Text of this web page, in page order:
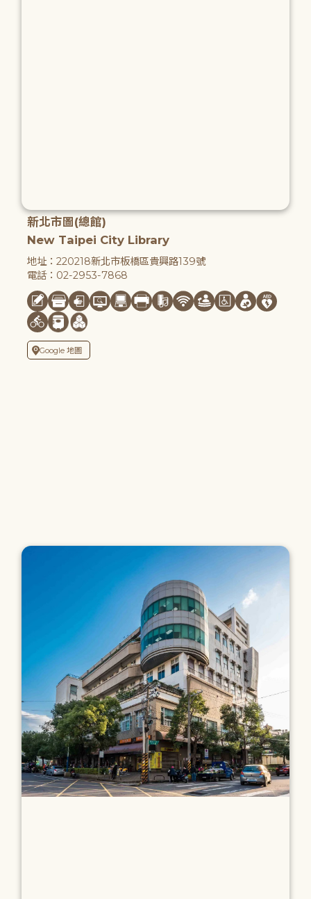
新北市圖(總館)
New Taipei City Library
地址：220218新北市板橋區貴興路139號
電話：02-2953-7868
Google 地圖